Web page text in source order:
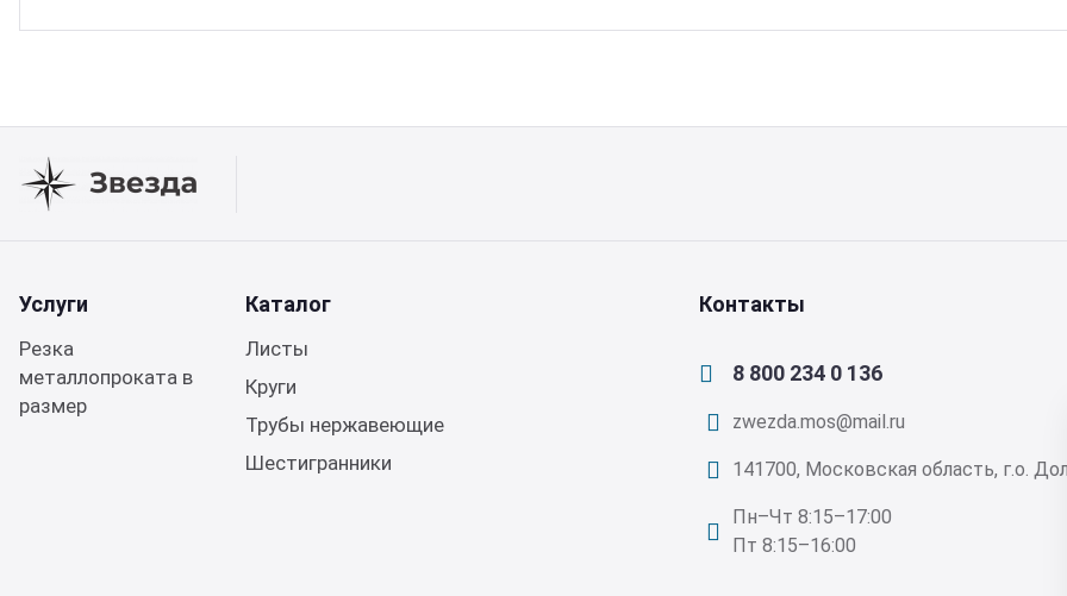
Услуги
Резка
металлопроката в
размер
Каталог
Листы
Круги
Трубы нержавеющие
Шестигранники
Контакты
8 800 234 0 136
zwezda.mos@mail.ru
141700, Московская область, г.о.
Пн–Чт 8:15–17:00
Пт 8:15–16:00